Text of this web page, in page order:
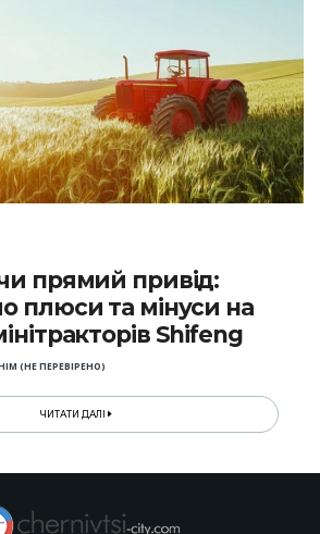
прямий привід:
плюси та мінуси на
Shifeng
(НЕ ПЕРЕВІРЕНО)
ЧИТАТИ ДАЛІ